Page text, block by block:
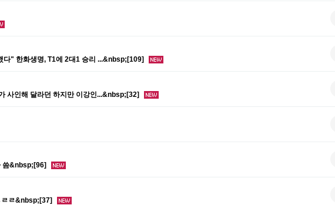
다" 한화생명, T1에 2대1 승리 ...&nbsp;[109]
사인해 달라던 하지만 이강인...&nbsp;[32]
씀&nbsp;[96]
ㄹㄹ&nbsp;[37]